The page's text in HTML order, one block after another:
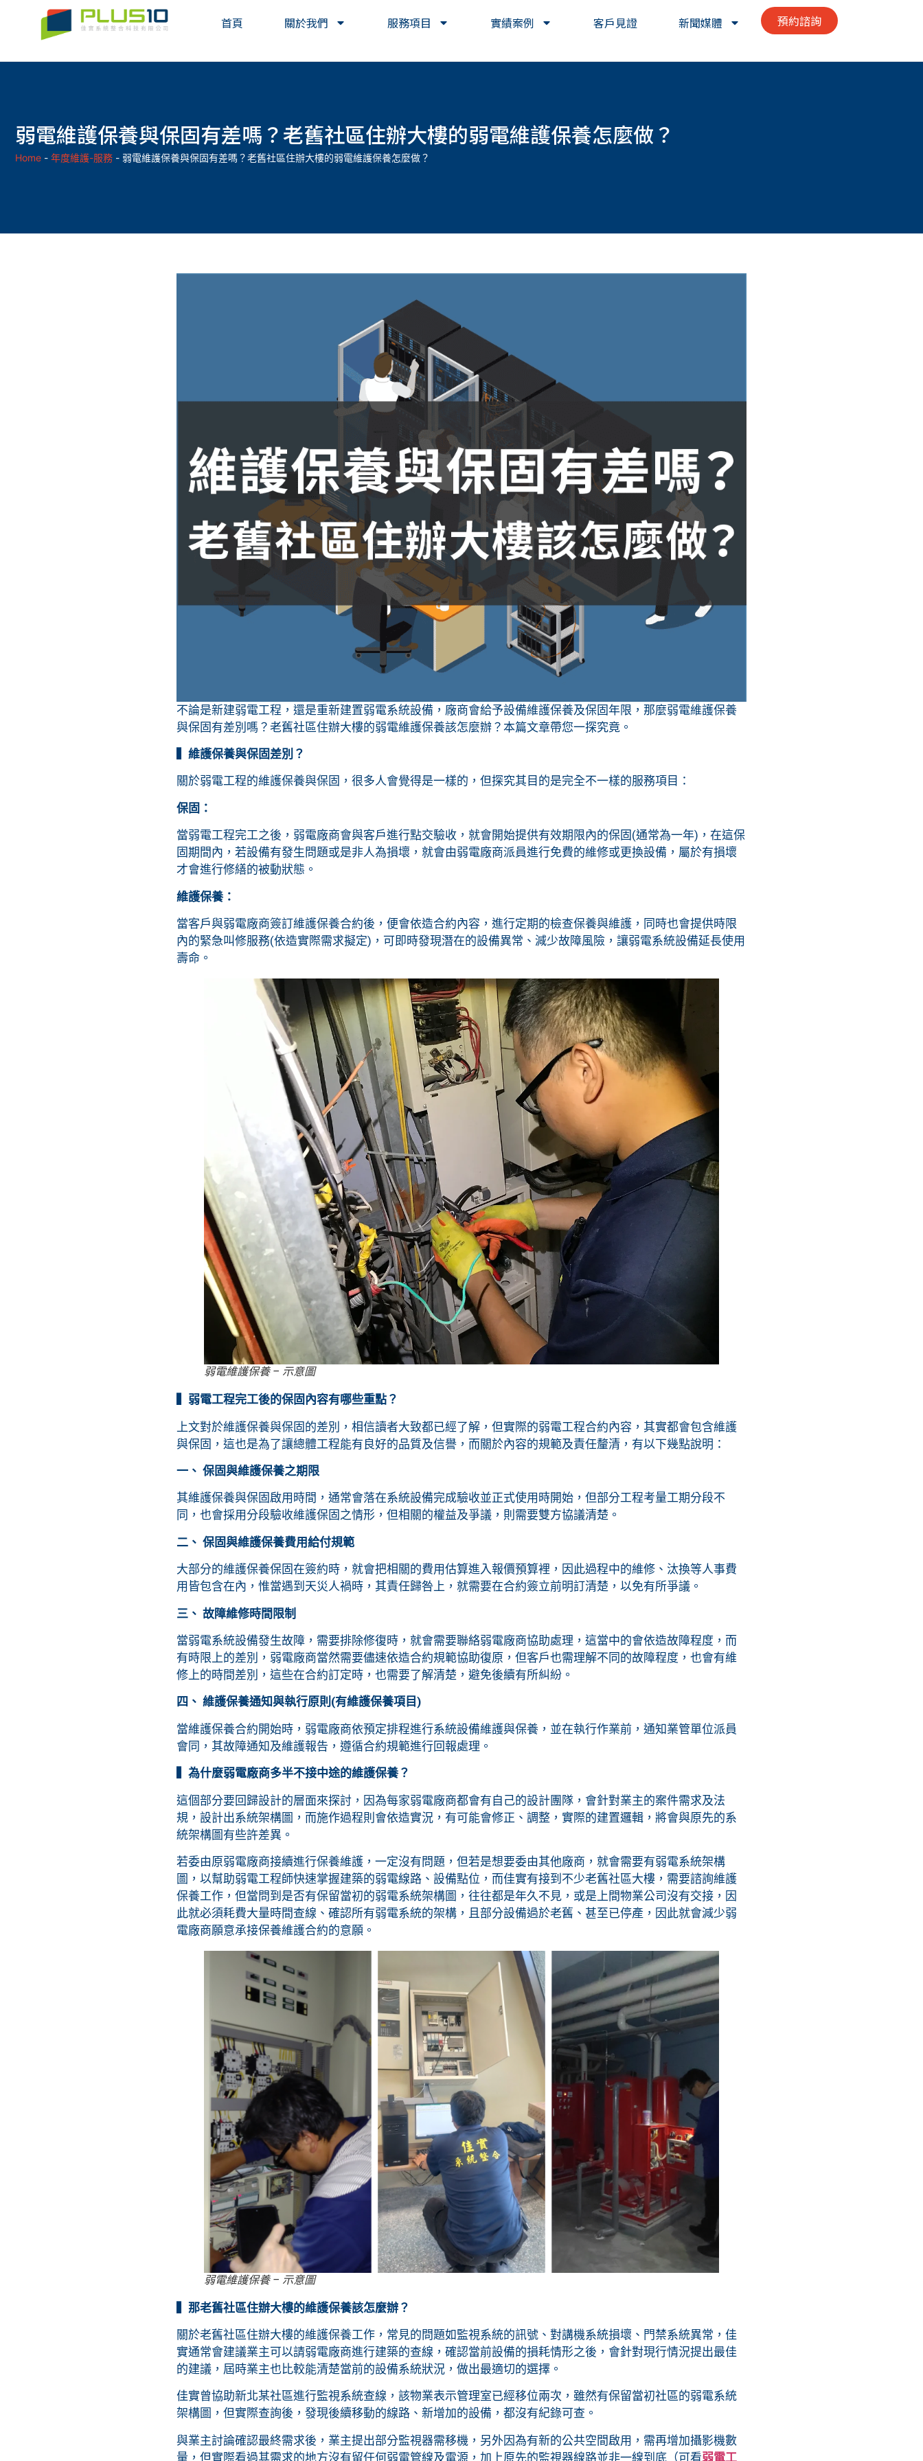
首頁 關於我們 服務項目 實績案例 客戶見證 新聞媒體 預約諮詢
弱電維護保養與保固有差嗎？老舊社區住辦大樓的弱電維護保養怎麼做？
Home - 年度維護-服務 - 弱電維護保養與保固有差嗎？老舊社區住辦大樓的弱電維護保養怎麼做？
不論是新建弱電工程，還是重新建置弱電系統設備，廠商會給予設備維護保養及保固年限，那麼弱電維護保養
與保固有差別嗎？老舊社區住辦大樓的弱電維護保養該怎麼辦？本篇文章帶您一探究竟。
▍維護保養與保固差別？
關於弱電工程的維護保養與保固，很多人會覺得是一樣的，但探究其目的是完全不一樣的服務項目：
保固：
當弱電工程完工之後，弱電廠商會與客戶進行點交驗收，就會開始提供有效期限內的保固(通常為一年)，在這保
固期間內，若設備有發生問題或是非人為損壞，就會由弱電廠商派員進行免費的維修或更換設備，屬於有損壞
才會進行修繕的被動狀態。
維護保養：
當客戶與弱電廠商簽訂維護保養合約後，便會依造合約內容，進行定期的檢查保養與維護，同時也會提供時限
內的緊急叫修服務(依造實際需求擬定)，可即時發現潛在的設備異常、減少故障風險，讓弱電系統設備延長使用
壽命。
弱電維護保養 – 示意圖
▍弱電工程完工後的保固內容有哪些重點？
上文對於維護保養與保固的差別，相信讀者大致都已經了解，但實際的弱電工程合約內容，其實都會包含維護
與保固，這也是為了讓總體工程能有良好的品質及信譽，而關於內容的規範及責任釐清，有以下幾點說明：
一、 保固與維護保養之期限
其維護保養與保固啟用時間，通常會落在系統設備完成驗收並正式使用時開始，但部分工程考量工期分段不
同，也會採用分段驗收維護保固之情形，但相關的權益及爭議，則需要雙方協議清楚。
二、 保固與維護保養費用給付規範
大部分的維護保養保固在簽約時，就會把相關的費用估算進入報價預算裡，因此過程中的維修、汰換等人事費
用皆包含在內，惟當遇到天災人禍時，其責任歸咎上，就需要在合約簽立前明訂清楚，以免有所爭議。
三、 故障維修時間限制
當弱電系統設備發生故障，需要排除修復時，就會需要聯絡弱電廠商協助處理，這當中的會依造故障程度，而
有時限上的差別，弱電廠商當然需要儘速依造合約規範協助復原，但客戶也需理解不同的故障程度，也會有維
修上的時間差別，這些在合約訂定時，也需要了解清楚，避免後續有所糾紛。
四、 維護保養通知與執行原則(有維護保養項目)
當維護保養合約開始時，弱電廠商依預定排程進行系統設備維護與保養，並在執行作業前，通知業管單位派員
會同，其故障通知及維護報告，遵循合約規範進行回報處理。
▍為什麼弱電廠商多半不接中途的維護保養？
這個部分要回歸設計的層面來探討，因為每家弱電廠商都會有自己的設計團隊，會針對業主的案件需求及法
規，設計出系統架構圖，而施作過程則會依造實況，有可能會修正、調整，實際的建置邏輯，將會與原先的系
統架構圖有些許差異。
若委由原弱電廠商接續進行保養維護，一定沒有問題，但若是想要委由其他廠商，就會需要有弱電系統架構
圖，以幫助弱電工程師快速掌握建築的弱電線路、設備點位，而佳實有接到不少老舊社區大樓，需要諮詢維護
保養工作，但當問到是否有保留當初的弱電系統架構圖，往往都是年久不見，或是上間物業公司沒有交接，因
此就必須耗費大量時間查線、確認所有弱電系統的架構，且部分設備過於老舊、甚至已停產，因此就會減少弱
電廠商願意承接保養維護合約的意願。
弱電維護保養 – 示意圖
▍那老舊社區住辦大樓的維護保養該怎麼辦？
關於老舊社區住辦大樓的維護保養工作，常見的問題如監視系統的訊號、對講機系統損壞、門禁系統異常，佳
實通常會建議業主可以請弱電廠商進行建築的查線，確認當前設備的損耗情形之後，會針對現行情況提出最佳
的建議，屆時業主也比較能清楚當前的設備系統狀況，做出最適切的選擇。
佳實曾協助新北某社區進行監視系統查線，該物業表示管理室已經移位兩次，雖然有保留當初社區的弱電系統
架構圖，但實際查詢後，發現後續移動的線路、新增加的設備，都沒有紀錄可查。
與業主討論確認最終需求後，業主提出部分監視器需移機，另外因為有新的公共空間啟用，需再增加攝影機數
量，但實際看過其需求的地方沒有留任何弱電管線及電源，加上原先的監視器線路並非一線到底（可看弱電工